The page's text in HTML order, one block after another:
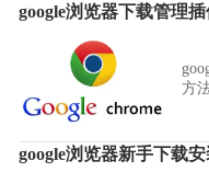
google浏览器下载管理
方
google浏览器新手下载